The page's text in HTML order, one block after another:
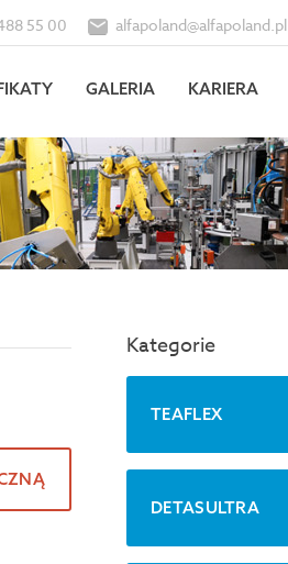
55 00 alfapoland@alfapoland.pl
GALERIA KARIERA
Kategorie
TEAFLEX
DETASULTRA